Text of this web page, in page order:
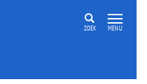
ZOEK MENU